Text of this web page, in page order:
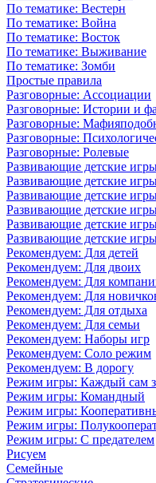
По тематике: Вестерн
По тематике: Война
По тематике: Восток
По тематике: Выживание
По тематике: Зомби
Простые правила
Разговорные: Ассоциации
Разговорные: Истории и
Разговорные:
Разговорные:
Разговорные: Ролевые
Развивающие детские
Развивающие детские
Развивающие детские
Развивающие детские
Развивающие детские
Развивающие детские
Рекомендуем: Для детей
Рекомендуем: Для двоих
Рекомендуем: Для
Рекомендуем: Для
Рекомендуем: Для отдыха
Рекомендуем: Для семьи
Рекомендуем: Наборы игр
Рекомендуем: Соло режим
Рекомендуем: В дорогу
Режим игры: Каждый сам
Режим игры: Командный
Режим игры:
Режим игры:
Режим игры: С предателем
Рисуем
Семейные